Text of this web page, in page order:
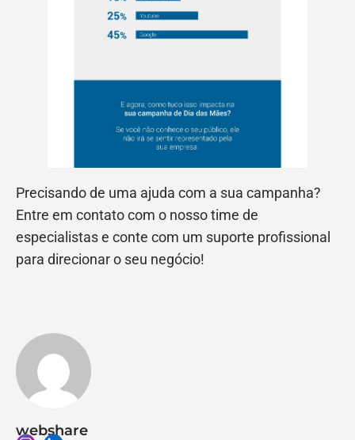
Precisando de uma ajuda com a sua campanha?
Entre em contato com o nosso time de
especialistas e conte com um suporte profissional
para direcionar o seu negócio!
webshare